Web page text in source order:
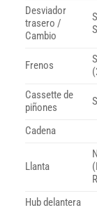
Desviador
trasero /
Cambio
Frenos
Cassette de
piñones
Cadena
Llanta
Hub delantera